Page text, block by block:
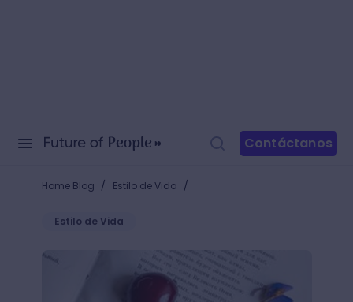
Contáctanos
Home Blog / Estilo de Vida /
Estilo de Vida
Novela romántica: qué las hace únicas y algunos